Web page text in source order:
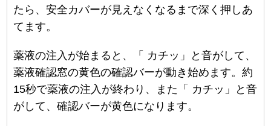
たら、安全カバーが見えなくなるまで深く押しあ
てます。
薬液の注入が始まると、「 カチッ」と音がして、
薬液確認窓の黄色の確認バーが動き始めます。約
15秒で薬液の注入が終わり、また「 カチッ」と音
がして、確認バーが黄色になります。